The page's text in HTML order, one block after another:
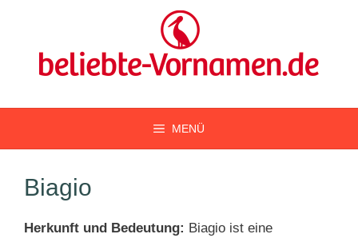
MENÜ
Biagio
Herkunft und Bedeutung: Biagio ist eine